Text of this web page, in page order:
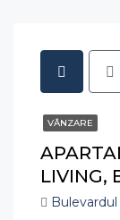
VÂNZARE
LIVING,